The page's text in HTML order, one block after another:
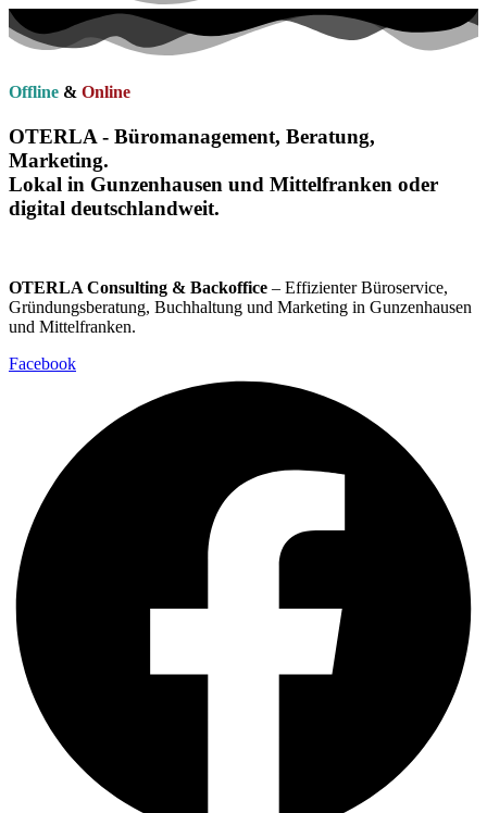
Offline & Online
OTERLA - Büromanagement, Beratung,
Marketing.
Lokal in Gunzenhausen und Mittelfranken oder
digital deutschlandweit.
OTERLA Consulting & Backoffice – Effizienter Büroservice,
Gründungsberatung, Buchhaltung und Marketing in Gunzenhausen
und Mittelfranken.
Facebook